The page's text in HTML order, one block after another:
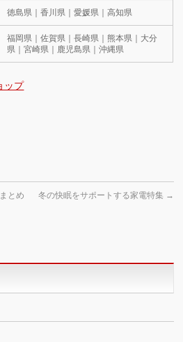
徳島県｜香川県｜愛媛県｜高知県
福岡県｜佐賀県｜長崎県｜熊本県｜大分
県｜宮崎県｜鹿児島県｜沖縄県
ップ
とめ
冬の快眠をサポートする家電特集 →